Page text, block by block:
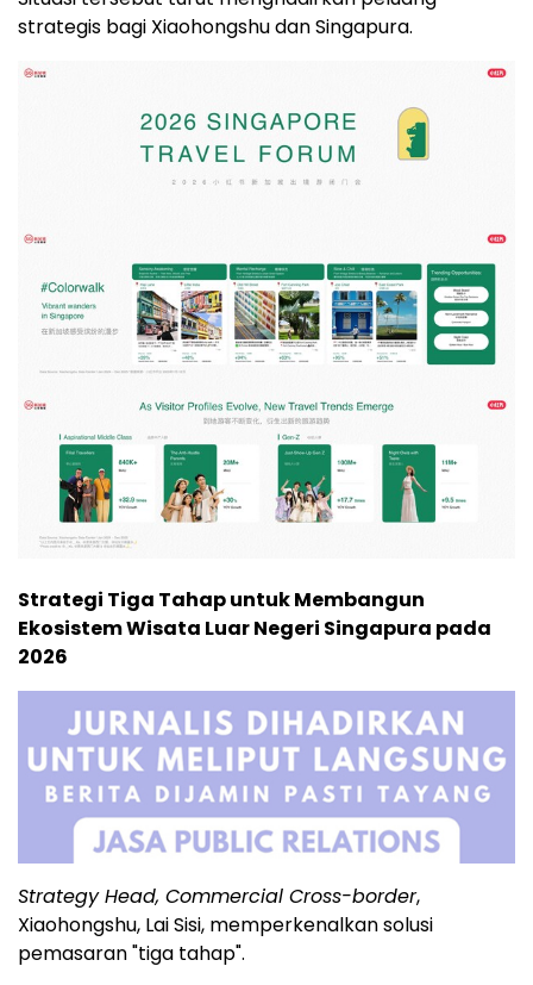
strategis bagi Xiaohongshu dan Singapura.
Strategi Tiga Tahap untuk Membangun
Ekosistem Wisata Luar Negeri Singapura pada
2026
Strategy Head, Commercial Cross-border,
Xiaohongshu, Lai Sisi, memperkenalkan solusi
pemasaran "tiga tahap".